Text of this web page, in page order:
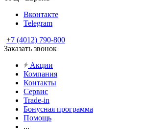
Вконтакте
Telegram
+7 (4012) 790-800
Заказать звонок
Акции
Компания
Контакты
Сервис
Trade-in
Бонусная программа
Помощь
...